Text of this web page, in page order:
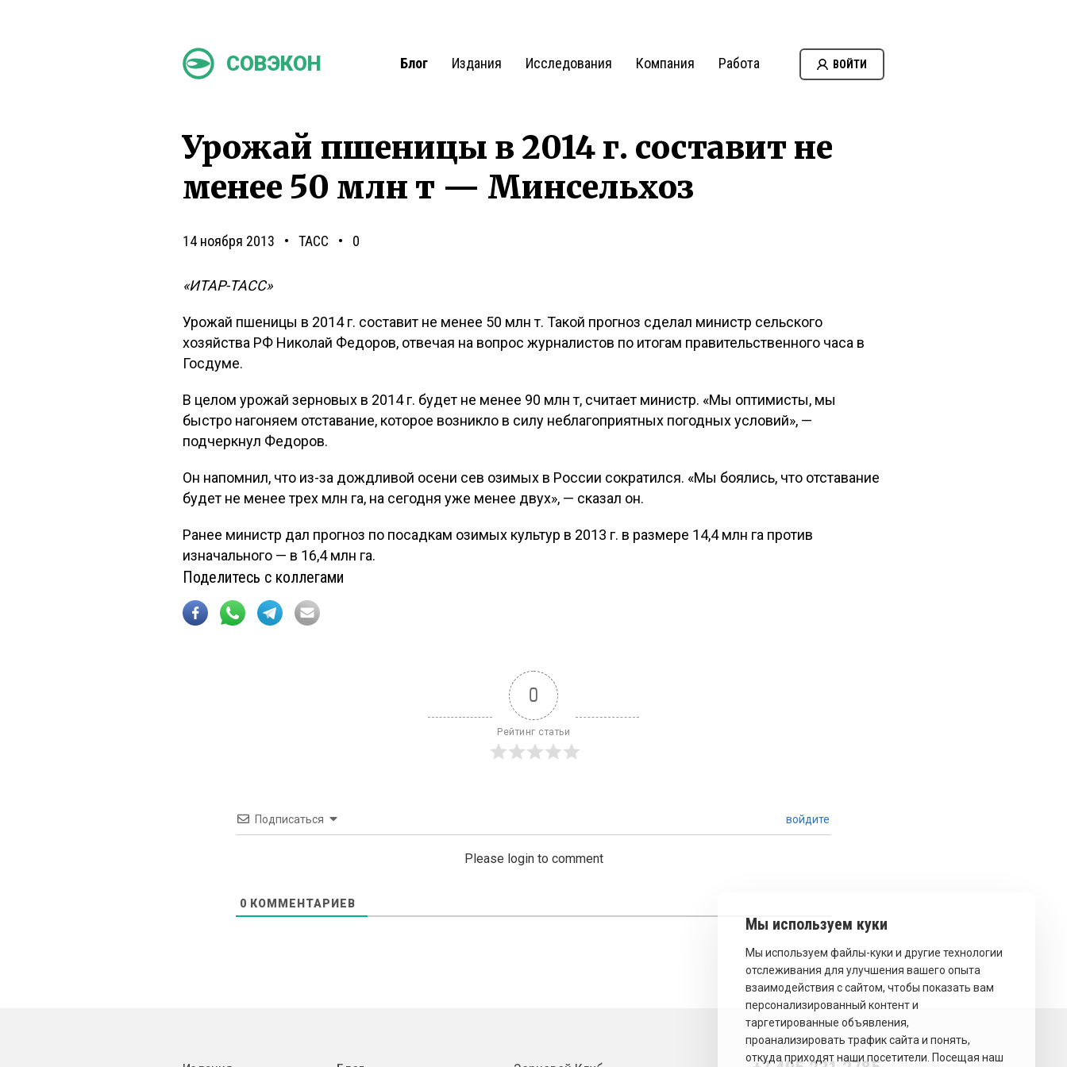
СОВЭКОН Блог Издания Исследования Компания Работа ВОЙТИ
Урожай пшеницы в 2014 г. составит не
менее 50 млн т — Минсельхоз
14 ноября 2013 ТАСС 0
«ИТАР-ТАСС»
Урожай пшеницы в 2014 г. составит не менее 50 млн т. Такой прогноз сделал министр сельского
хозяйства РФ Николай Федоров, отвечая на вопрос журналистов по итогам правительственного часа в
Госдуме.
В целом урожай зерновых в 2014 г. будет не менее 90 млн т, считает министр. «Мы оптимисты, мы
быстро нагоняем отставание, которое возникло в силу неблагоприятных погодных условий», —
подчеркнул Федоров.
Он напомнил, что из-за дождливой осени сев озимых в России сократился. «Мы боялись, что отставание
будет не менее трех млн га, на сегодня уже менее двух», — сказал он.
Ранее министр дал прогноз по посадкам озимых культур в 2013 г. в размере 14,4 млн га против
изначального — в 16,4 млн га.
Поделитесь с коллегами
0
Рейтинг статьи
Подписаться войдите
Please login to comment
0 КОММЕНТАРИЕВ